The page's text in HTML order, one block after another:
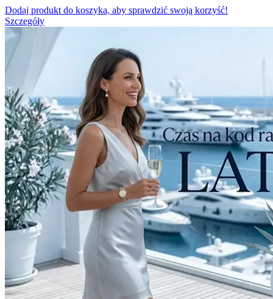
Dodaj produkt do koszyka, aby sprawdzić swoją korzyść!
Szczegóły